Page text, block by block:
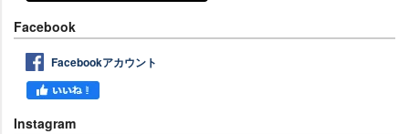
Facebook
Facebookアカウント
Instagram